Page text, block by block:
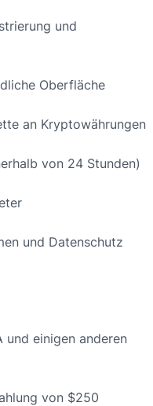
und
Oberfläche
an Kryptowährungen
von 24 Stunden)
und Datenschutz
und einigen anderen
von $250